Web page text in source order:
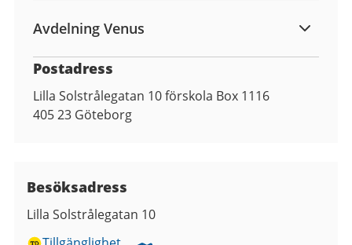
Avdelning Venus
Postadress
Lilla Solstrålegatan 10 förskola Box 1116
405 23 Göteborg
Besöksadress
Lilla Solstrålegatan 10